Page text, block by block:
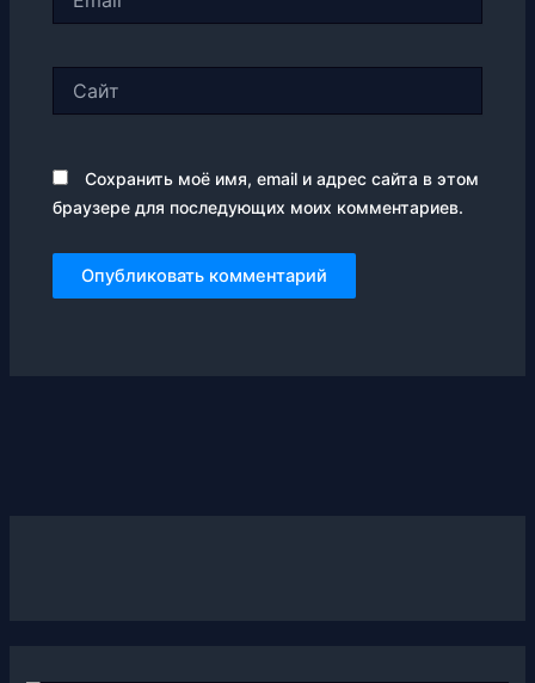
Сохранить моё имя, email и адрес сайта в этом
браузере для последующих моих комментариев.